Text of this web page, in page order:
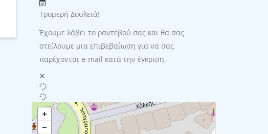
Τρομερή Δουλειά!
Έχουμε λάβει το ραντεβού σας και θα σας
στείλουμε μια επιβεβαίωση για να σας
παρέχονται e-mail κατά την έγκριση.